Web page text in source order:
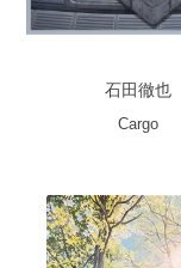
石田徹也
Cargo